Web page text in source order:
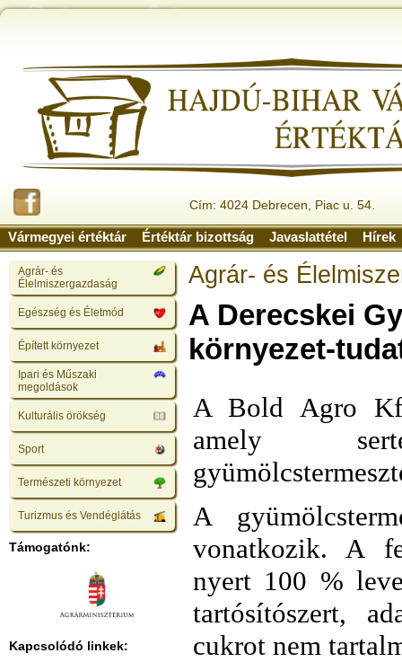
Cím: 4024 Debrecen, Piac u. 54.
Vármegyei értéktár Értéktár bizottság Javaslattétel Hírek
Agrár- és
Élelmiszergazdaság
Egészség és Életmód
Épített környezet
Ipari és Műszaki
megoldások
Kulturális örökség
Sport
Természeti környezet
Turizmus és Vendéglátás
Támogatónk:
Kapcsolódó linkek:
Agrár- és
A Derecskei
környezet-
A Bold Agro
amely
A
vonatkozik. A
nyert 100 %
tartósítószert,
cukrot nem